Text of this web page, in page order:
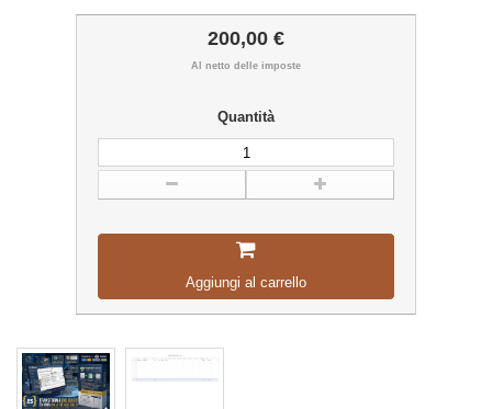
200,00 €
Al netto delle imposte
Quantità
Aggiungi al carrello